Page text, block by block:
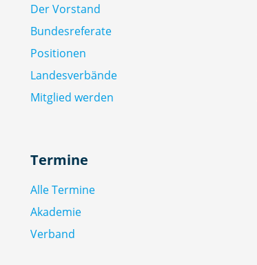
Der Vorstand
Bundesreferate
Positionen
Landesverbände
Mitglied werden
Termine
Alle Termine
Akademie
Verband